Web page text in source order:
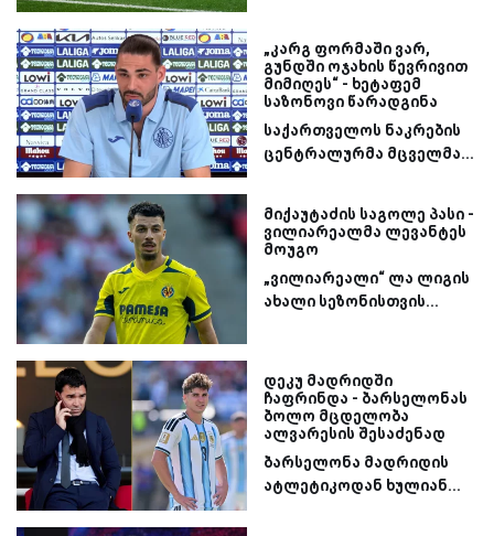
„კარგ ფორმაში ვარ,
გუნდში ოჯახის წევრივით
მიმიღეს“ - ხეტაფემ
საზონოვი წარადგინა
საქართველოს ნაკრების
ცენტრალურმა მცველმა...
მიქაუტაძის საგოლე პასი -
ვილიარეალმა ლევანტეს
მოუგო
„ვილიარეალი“ ლა ლიგის
ახალი სეზონისთვის...
დეკუ მადრიდში
ჩაფრინდა - ბარსელონას
ბოლო მცდელობა
ალვარესის შესაძენად
ბარსელონა მადრიდის
ატლეტიკოდან ხულიან...